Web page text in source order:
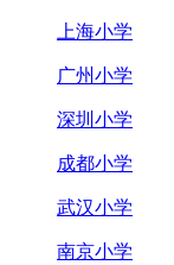
上海小学
广州小学
深圳小学
成都小学
武汉小学
南京小学